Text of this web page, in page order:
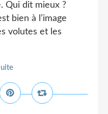
Qui dit mieux ?
bien à l’image
volutes et les